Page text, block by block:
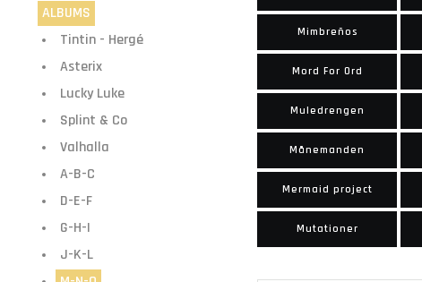
ALBUMS
Tintin - Hergé
Asterix
Lucky Luke
Splint & Co
Valhalla
A-B-C
D-E-F
G-H-I
J-K-L
Mimbreños
Mord For Ord
Muledrengen
Månemanden
Mermaid project
Mutationer